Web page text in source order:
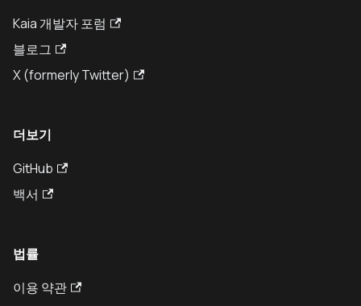
Kaia 개발자 포럼
블로그
X (formerly Twitter)
더보기
GitHub
백서
법률
이용 약관